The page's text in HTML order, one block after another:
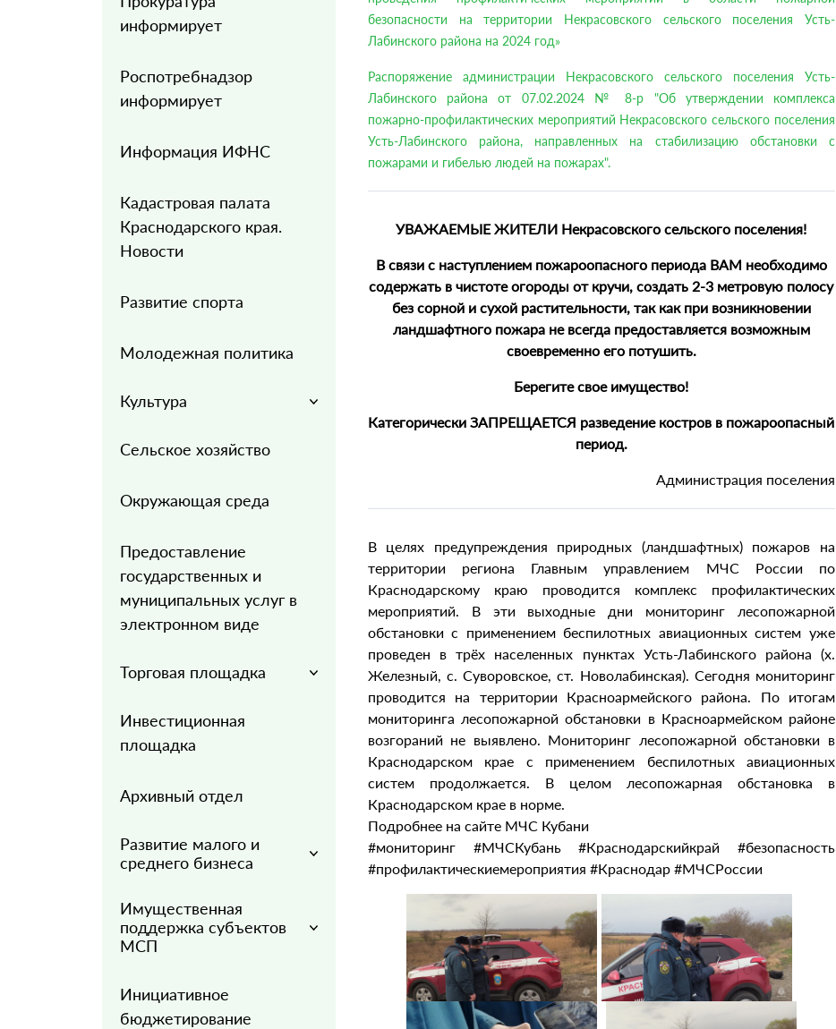
информирует
Роспотребнадзор
информирует
Информация ИФНС
Кадастровая палата
Краснодарского края.
Новости
Развитие спорта
Молодежная политика
Культура
Сельское хозяйство
Окружающая среда
Предоставление
государственных и
муниципальных услуг в
электронном виде
Торговая площадка
Инвестиционная
площадка
Архивный отдел
Развитие малого и
среднего бизнеса
Имущественная
поддержка субъектов
МСП
Инициативное
бюджетирование
безопасности на территории Некрасовского сельского поселения Усть-
Лабинского района на 2024 год»
Распоряжение администрации Некрасовского сельского поселения Усть-
Лабинского района от 07.02.2024 № 8-р "Об утверждении комплекса
пожарно-профилактических мероприятий Некрасовского сельского поселения
Усть-Лабинского района, направленных на стабилизацию обстановки с
пожарами и гибелью людей на пожарах".
УВАЖАЕМЫЕ ЖИТЕЛИ Некрасовского сельского поселения!
В связи с наступлением пожароопасного периода ВАМ необходимо
содержать в чистоте огороды от кручи, создать 2-3 метровую полосу
без сорной и сухой растительности, так как при возникновении
ландшафтного пожара не всегда предоставляется возможным
своевременно его потушить.
Берегите свое имущество!
Категорически ЗАПРЕЩАЕТСЯ разведение костров в пожароопасный
период.
Администрация поселения
В целях предупреждения природных (ландшафтных) пожаров на
территории региона Главным управлением МЧС России по
Краснодарскому краю проводится комплекс профилактических
мероприятий. В эти выходные дни мониторинг лесопожарной
обстановки с применением беспилотных авиационных систем уже
проведен в трёх населенных пунктах Усть-Лабинского района (х.
Железный, с. Суворовское, ст. Новолабинская). Сегодня мониторинг
проводится на территории Красноармейского района. По итогам
мониторинга лесопожарной обстановки в Красноармейском районе
возгораний не выявлено. Мониторинг лесопожарной обстановки в
Краснодарском крае с применением беспилотных авиационных
систем продолжается. В целом лесопожарная обстановка в
Краснодарском крае в норме.
Подробнее на сайте МЧС Кубани
#мониторинг #МЧСКубань #Краснодарскийкрай #безопасность
#профилактическиемероприятия #Краснодар #МЧСРоссии